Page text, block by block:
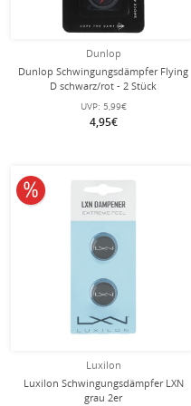
Dunlop
Dunlop Schwingungsdämpfer Flying
D schwarz/rot - 2 Stück
UVP: 5,99€
4,95€
Luxilon
Luxilon Schwingungsdämpfer LXN
grau 2er
10% reduziert